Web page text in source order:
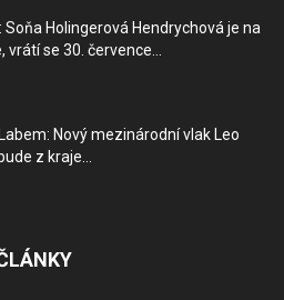
Soňa Holingerová Hendrychová je na
vrátí se 30. července...
Nový mezinárodní vlak Leo
z kraje...